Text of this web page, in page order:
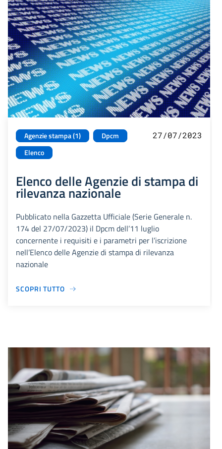
Agenzie stampa (1)
Dpcm
Elenco
27/07/2023
Elenco delle Agenzie di stampa di
rilevanza nazionale
Pubblicato nella Gazzetta Ufficiale (Serie Generale n.
174 del 27/07/2023) il Dpcm dell’11 luglio
concernente i requisiti e i parametri per l’iscrizione
nell’Elenco delle Agenzie di stampa di rilevanza
nazionale
SCOPRI TUTTO